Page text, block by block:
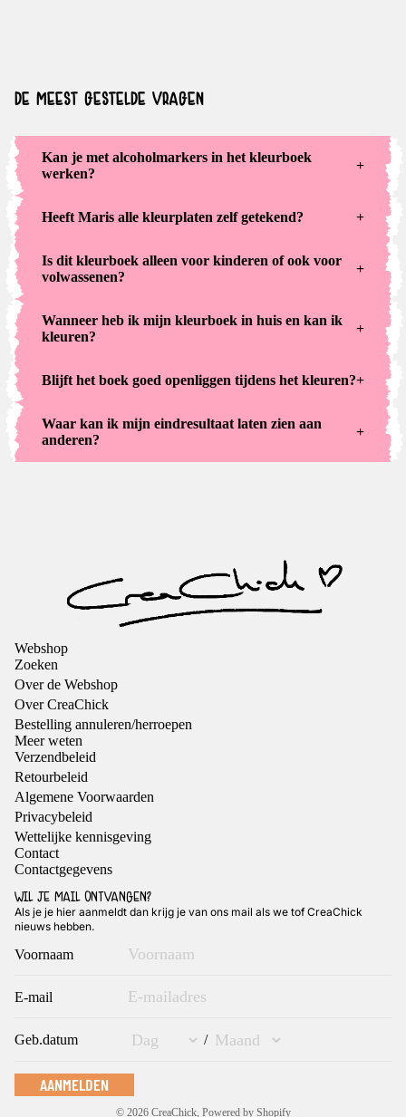
DE MEEST GESTELDE VRAGEN
Kan je met alcoholmarkers in het kleurboek
werken?
+
Heeft Maris alle kleurplaten zelf getekend? +
Is dit kleurboek alleen voor kinderen of ook voor
volwassenen?
+
Wanneer heb ik mijn kleurboek in huis en kan ik
kleuren?
+
Blijft het boek goed openliggen tijdens het kleuren?+
Waar kan ik mijn eindresultaat laten zien aan
anderen?
+
Webshop
Zoeken
Over de Webshop
Over CreaChick
Bestelling annuleren/herroepen
Meer weten
Verzendbeleid
Retourbeleid
Algemene Voorwaarden
Privacybeleid
Wettelijke kennisgeving
Contact
Contactgegevens
WIL JE MAIL ONTVANGEN?
Als je je hier aanmeldt dan krijg je van ons mail als we tof CreaChick
nieuws hebben.
Voornaam
E-mail
Geb.datum /
AANMELDEN
© 2026 CreaChick, Powered by Shopify
Terugbetalingsbeleid
Verzendbeleid
Wettelijke kennisgeving